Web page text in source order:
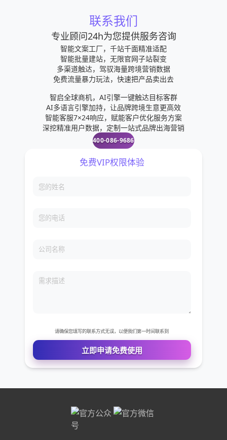
联系我们
专业顾问24h为您提供服务咨询
智能文案工厂，千站千面精准适配
智能批量建站，无限官网子站裂变
多渠道触达，驾驭海量跨境营销数据
免费流量暴力玩法，快速把产品卖出去
智启全球商机，AI引擎一键触达目标客群
AI多语言引擎加持，让品牌跨境生意更高效
智能客服7×24响应，赋能客户优化服务方案
深挖精准用户数据，定制一站式品牌出海营销
400-086-9686
您的电话